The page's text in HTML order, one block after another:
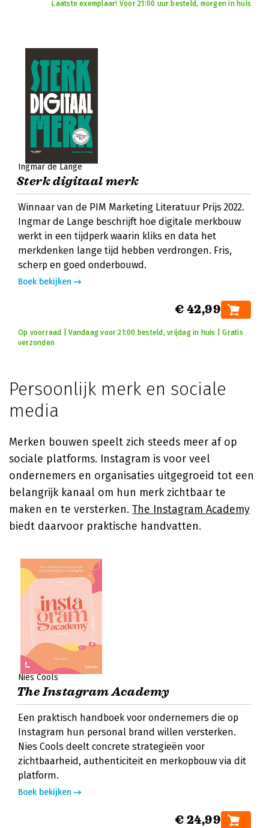
Laatste exemplaar! Voor 21:00 uur besteld, morgen in huis
Ingmar de Lange
Sterk digitaal merk
Winnaar van de PIM Marketing Literatuur Prijs 2022.
Ingmar de Lange beschrijft hoe digitale merkbouw
werkt in een tijdperk waarin kliks en data het
merkdenken lange tijd hebben verdrongen. Fris,
scherp en goed onderbouwd.
Boek bekijken
€ 42,99
Op voorraad | Vandaag voor 21:00 besteld, vrijdag in huis | Gratis
verzonden
Persoonlijk merk en sociale
media
Merken bouwen speelt zich steeds meer af op
sociale platforms. Instagram is voor veel
ondernemers en organisaties uitgegroeid tot een
belangrijk kanaal om hun merk zichtbaar te
maken en te versterken. The Instagram Academy
biedt daarvoor praktische handvatten.
Nies Cools
The Instagram Academy
Een praktisch handboek voor ondernemers die op
Instagram hun personal brand willen versterken.
Nies Cools deelt concrete strategieën voor
zichtbaarheid, authenticiteit en merkopbouw via dit
platform.
Boek bekijken
€ 24,99